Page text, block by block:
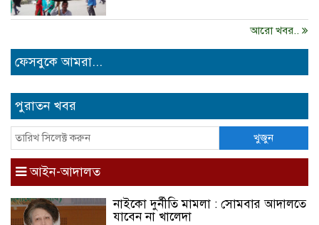
আরো খবর..
ফেসবুকে আমরা...
পুরাতন খবর
খুজুন
আইন-আদালত
নাইকো দুর্নীতি মামলা : সোমবার আদালতে
যাবেন না খালেদা